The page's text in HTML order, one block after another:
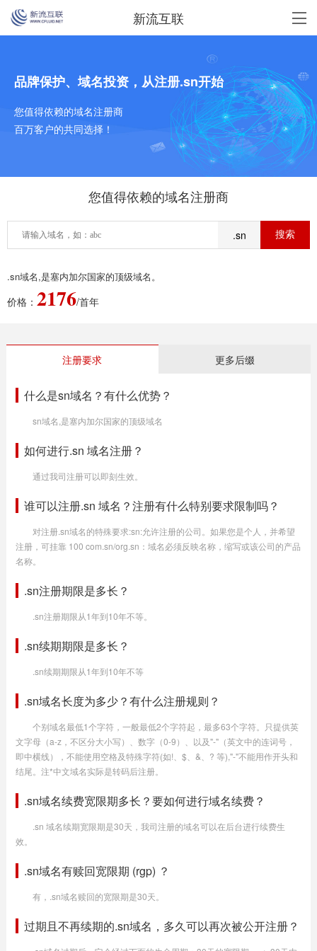
新流互联
品牌保护、域名投资，从注册.sn开始
您值得依赖的域名注册商
百万客户的共同选择！
您值得依赖的域名注册商
.sn
.sn域名,是塞内加尔国家的顶级域名。
价格： 2176/首年
注册要求 更多后缀
什么是sn域名？有什么优势？
sn域名,是塞内加尔国家的顶级域名
如何进行.sn 域名注册？
通过我司注册可以即刻生效。
谁可以注册.sn 域名？注册有什么特别要求限制吗？
对注册.sn域名的特殊要求:sn:允许注册的公司。如果您是个人，并希望
注册，可挂靠 100 com.sn/org.sn：域名必须反映名称，缩写或该公司的产品
名称。
.sn注册期限是多长？
.sn注册期限从1年到10年不等。
.sn续期期限是多长？
.sn续期期限从1年到10年不等
.sn域名长度为多少？有什么注册规则？
个别域名最低1个字符，一般最低2个字符起，最多63个字符。只提供英
文字母（a-z，不区分大小写）、数字（0-9）、以及"-"（英文中的连词号，
即中横线），不能使用空格及特殊字符(如!、$、&、? 等),"-"不能用作开头和
结尾。注*中文域名实际是转码后注册。
.sn域名续费宽限期多长？要如何进行域名续费？
.sn 域名续期宽限期是30天，我司注册的域名可以在后台进行续费生
效。
.sn域名有赎回宽限期 (rgp) ？
有，.sn域名赎回的宽限期是30天。
过期且不再续期的.sn域名，多久可以再次被公开注册？